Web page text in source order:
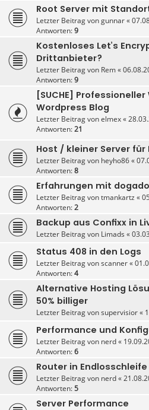
Root Server mit
Letzter Beitrag vongunnar«
Antworten:9
Kostenloses Let’s
Drittanbieter?
Letzter Beitrag von Rem«
Antworten:9
[SUCHE]
Wordpress Blog
Letzter Beitrag vonelmex«
Antworten:21
Host / kleiner Server für
Letzter Beitrag von heyho86«
Antworten:8
Erfahrungen mit
Letzter Beitrag vontmankartz «
Antworten:2
Backup aus Confixx in
Letzter Beitrag von Limads «
Status 408 in den Logs
Letzter Beitrag vonscanner«
Antworten:4
Alternative Hosting
50% billiger
Letzter Beitrag vonsupervisior«
Performance und
Letzter Beitrag von nerd«
Antworten:6
Router in Endlosschleife
Letzter Beitrag von nerd«
Antworten:5
Server Performance